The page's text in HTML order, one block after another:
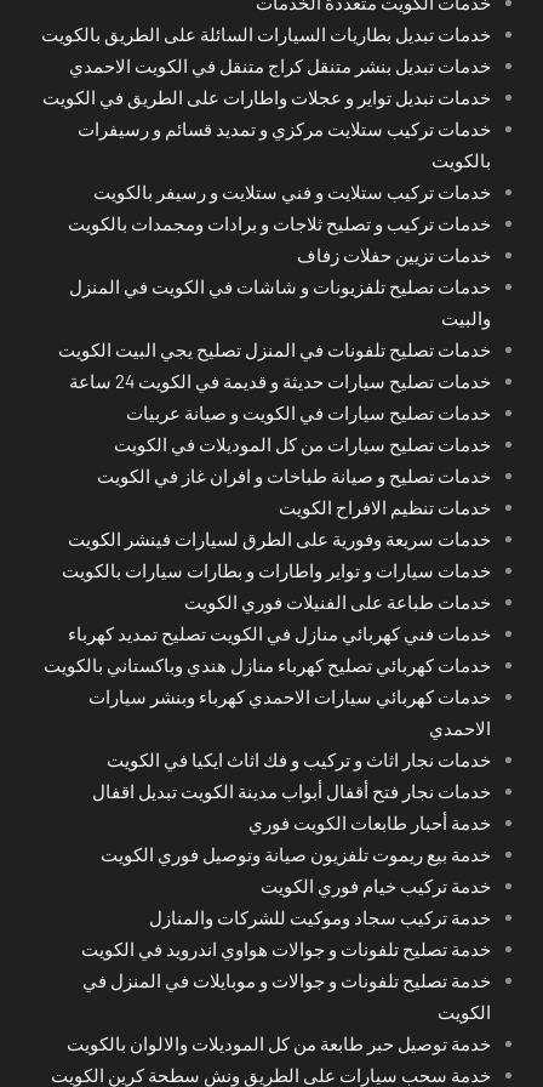
خدمات تبديل بطاريات السيارات السائلة على الطريق بالكويت
خدمات تبديل بنشر متنقل كراج متنقل في الكويت الاحمدي
خدمات تبديل تواير و عجلات واطارات على الطريق في الكويت
خدمات تركيب ستلايت مركزي و تمديد قسائم و رسيفرات
بالكويت
خدمات تركيب ستلايت و فني ستلايت و رسيفر بالكويت
خدمات تركيب و تصليح ثلاجات و برادات ومجمدات بالكويت
خدمات تزيين حفلات زفاف
خدمات تصليح تلفزيونات و شاشات في الكويت في المنزل
والبيت
خدمات تصليح تلفونات في المنزل تصليح يجي البيت الكويت
خدمات تصليح سيارات حديثة و قديمة في الكويت 24 ساعة
خدمات تصليح سيارات في الكويت و صيانة عربيات
خدمات تصليح سيارات من كل الموديلات في الكويت
خدمات تصليح و صيانة طباخات و افران غاز في الكويت
خدمات تنظيم الافراح الكويت
خدمات سريعة وفورية على الطرق لسيارات فينشر الكويت
خدمات سيارات و تواير واطارات و بطارات سيارات بالكويت
خدمات طباعة على الفنيلات فوري الكويت
خدمات فني كهربائي منازل في الكويت تصليح تمديد كهرباء
خدمات كهربائي تصليح كهرباء منازل هندي وباكستاني بالكويت
خدمات كهربائي سيارات الاحمدي كهرباء وبنشر سيارات
الاحمدي
خدمات نجار اثاث و تركيب و فك اثاث ايكيا في الكويت
خدمات نجار فتح أقفال أبواب مدينة الكويت تبديل اقفال
خدمة أحبار طابعات الكويت فوري
خدمة بيع ريموت تلفزيون صيانة وتوصيل فوري الكويت
خدمة تركيب خيام فوري الكويت
خدمة تركيب سجاد وموكيت للشركات والمنازل
خدمة تصليح تلفونات و جوالات هواوي اندرويد في الكويت
خدمة تصليح تلفونات و جوالات و موبايلات في المنزل في
الكويت
خدمة توصيل حبر طابعة من كل الموديلات والالوان بالكويت
خدمة سحب سيارات على الطريق ونش سطحة كرين الكويت